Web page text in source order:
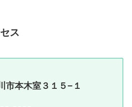
ス
市本木室３１５−１